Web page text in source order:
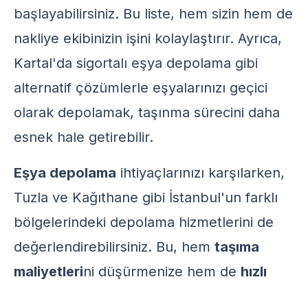
başlayabilirsiniz. Bu liste, hem sizin hem de
nakliye ekibinizin işini kolaylaştırır. Ayrıca,
Kartal'da sigortalı eşya depolama gibi
alternatif çözümlerle eşyalarınızı geçici
olarak depolamak, taşınma sürecini daha
esnek hale getirebilir.
Eşya depolama ihtiyaçlarınızı karşılarken,
Tuzla ve Kağıthane gibi İstanbul'un farklı
bölgelerindeki depolama hizmetlerini de
değerlendirebilirsiniz. Bu, hem taşıma
maliyetlerini düşürmenize hem de hızlı